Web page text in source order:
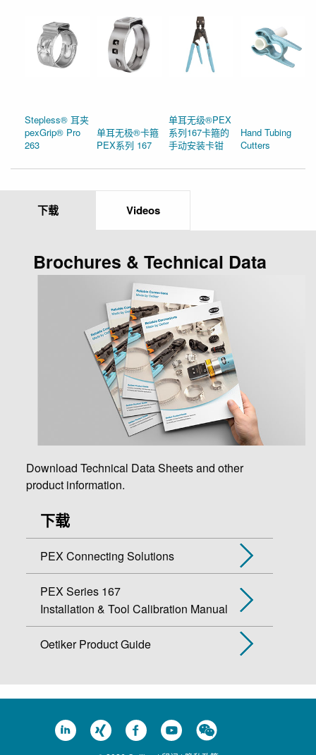
Stepless® 耳夹
pexGrip® Pro
263
单耳无极®卡箍
PEX系列 167
单耳无级®PEX
系列167卡箍的
手动安装卡钳
Hand Tubing
Cutters
下载 Videos
Brochures & Technical Data
Download Technical Data Sheets and other
product information.
下载
PEX Connecting Solutions
PEX Series 167
Installation & Tool Calibration Manual
Oetiker Product Guide